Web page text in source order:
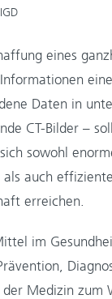
eines
Daten in
CT-Bilder –
sowohl
auch
erreichen.
im
Medizin zum